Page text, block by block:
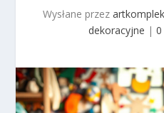
Wysłane przez
dekoracyjne | 0